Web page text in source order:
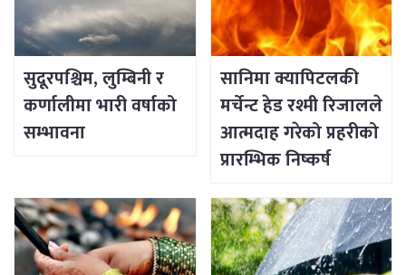
सुदूरपश्चिम, लुम्बिनी र
कर्णालीमा भारी वर्षाको
सम्भावना
सानिमा क्यापिटलकी
मर्चेन्ट हेड रश्मी रिजालले
आत्मदाह गरेको प्रहरीको
प्रारम्भिक निष्कर्ष